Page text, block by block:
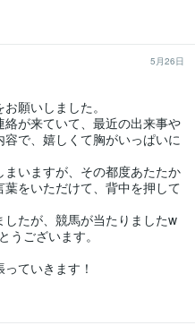
5月26日
願いしました。
が来ていて、最近の出来事や
で、嬉しくて胸がいっぱいに
いますが、その都度あたたか
をいただけて、背中を押して
たが、競馬が当たりましたw
ございます。
ていきます！